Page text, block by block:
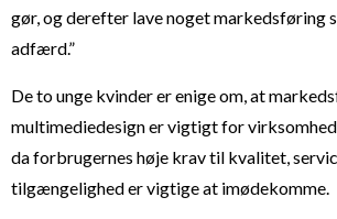
gør, og derefter lave noget markedsføring
adfærd.”
De to unge kvinder er enige om, at
multimediedesign er vigtigt for
da forbrugernes høje krav til kvalitet,
tilgængelighed er vigtige at imødekomme.